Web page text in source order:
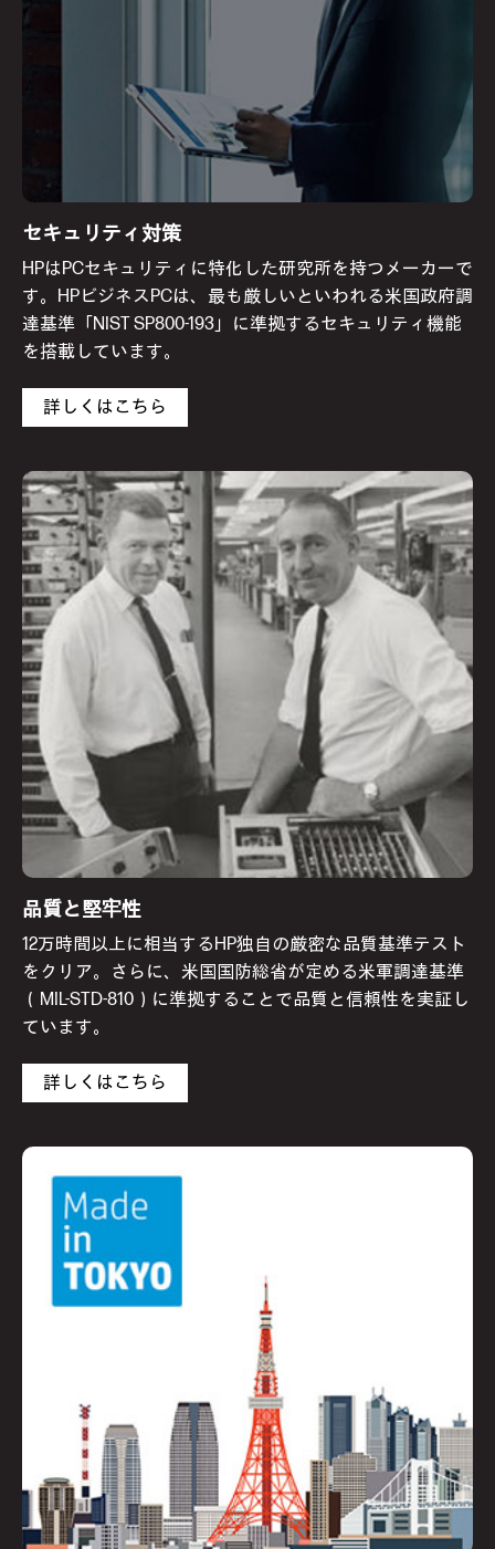
セキュリティ対策
HPはPCセキュリティに特化した研究所を持つメーカーで
す。HPビジネスPCは、最も厳しいといわれる米国政府調
達基準「NIST SP800-193」に準拠するセキュリティ機能
を搭載しています。
詳しくはこちら
品質と堅牢性
12万時間以上に相当するHP独自の厳密な品質基準テスト
をクリア。さらに、米国国防総省が定める米軍調達基準
（MIL-STD-810）に準拠することで品質と信頼性を実証し
ています。
詳しくはこちら